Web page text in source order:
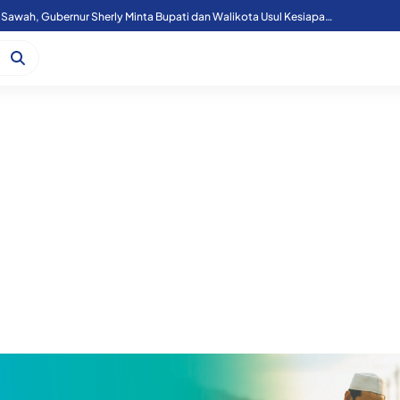
Cetak 10 Ribu Hektar Sawah, Gubernur Sherly Minta Bupati dan Walikota Usul Kesiapan Lahan